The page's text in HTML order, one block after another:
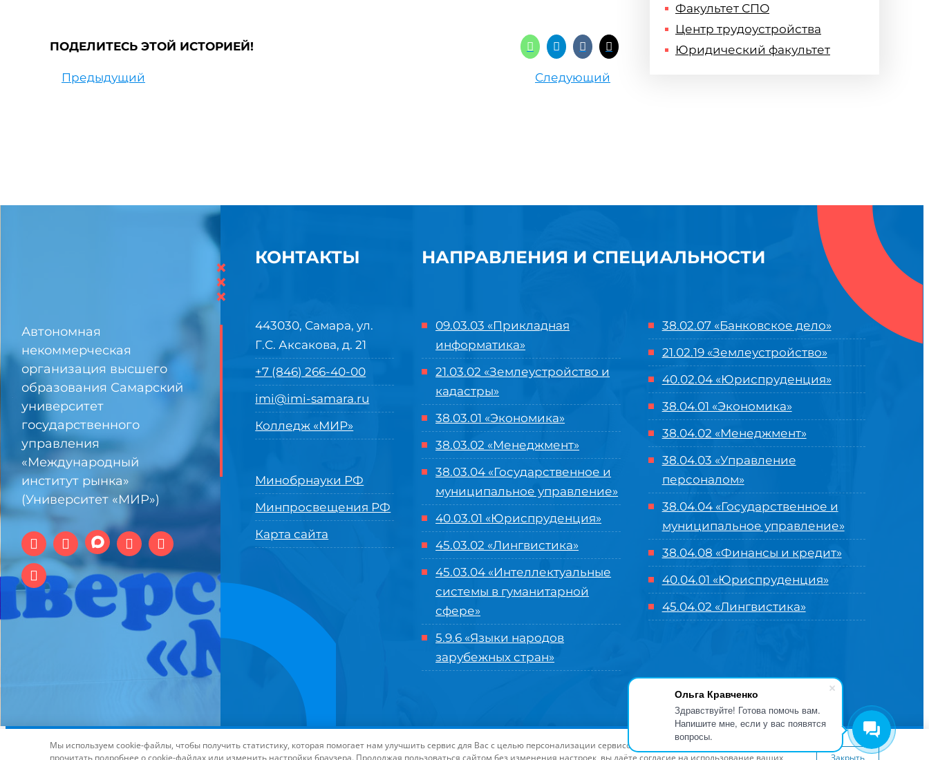
Ольга Кравченко
Здравствуйте! Готова помочь вам.
Напишите мне, если у вас появятся
вопросы.
ПОДЕЛИТЕСЬ ЭТОЙ ИСТОРИЕЙ!
Предыдущий Следующий
Факультет СПО
Центр трудоустройства
Юридический факультет
Автономная
некоммерческая
организация высшего
образования Самарский
университет
государственного
управления
«Международный
институт рынка»
(Университет «МИР»)
×
×
×
КОНТАКТЫ
443030, Самара, ул.
Г.С. Аксакова, д. 21
+7 (846) 266-40-00
imi@imi-samara.ru
Колледж «МИР»
Минобрнауки РФ
Минпросвещения РФ
Карта сайта
НАПРАВЛЕНИЯ И СПЕЦИАЛЬНОСТИ
09.03.03 «Прикладная
информатика»
21.03.02 «Землеустройство и
кадастры»
38.03.01 «Экономика»
38.03.02 «Менеджмент»
38.03.04 «Государственное и
муниципальное управление»
40.03.01 «Юриспруденция»
45.03.02 «Лингвистика»
45.03.04 «Интеллектуальные
системы в гуманитарной
сфере»
5.9.6 «Языки народов
зарубежных стран»
38.02.07 «Банковское дело»
21.02.19 «Землеустройство»
40.02.04 «Юриспруденция»
38.04.01 «Экономика»
38.04.02 «Менеджмент»
38.04.03 «Управление
персоналом»
38.04.04 «Государственное и
муниципальное управление»
38.04.08 «Финансы и кредит»
40.04.01 «Юриспруденция»
45.04.02 «Лингвистика»
| Разработка и продвижение в
Центре цифровых
технологий и интернет-маркетинга Университета «МИР»| Иконки разработаны студиейFreepikдля сайтаwww.flaticon.com
Мы используем cookie-файлы, чтобы получить статистику, которая помогает нам улучшить сервис для Вас с целью персонализации сервисов и предложений. Вы можете
прочитать подробнее о cookie-файлах или изменить настройки браузера. Продолжая пользоваться сайтом без изменения настроек, вы даёте согласие на использование ваших
Закрыть